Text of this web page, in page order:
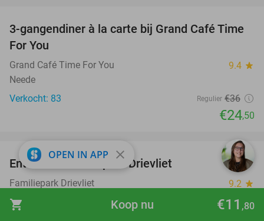
shopping_cart €11 ,80
Koop nu
32%
3-gangendiner à la carte bij Grand Café Time
For You
Grand Café Time For You 9.4 star
Neede
Verkocht: 83
Regulier €36
€24,50
21%
Entree tot Familiepark Drievliet
Familiepark Drievliet 9.2 star
Den Haag
OPEN IN APP close